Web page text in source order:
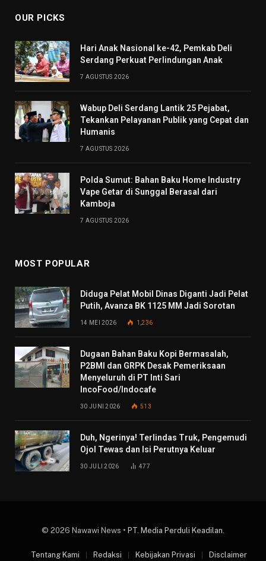
OUR PICKS
Hari Anak Nasional ke-42, Pemkab Deli
Serdang Perkuat Perlindungan Anak
7 AGUSTUS 2026
Wabup Deli Serdang Lantik 25 Pejabat,
Tekankan Pelayanan Publik yang Cepat dan
Humanis
7 AGUSTUS 2026
Polda Sumut: Bahan Baku Home Industry
Vape Getar di Sunggal Berasal dari
Kamboja
7 AGUSTUS 2026
MOST POPULAR
Diduga Pelat Mobil Dinas Diganti Jadi Pelat
Putih, Avanza BK 1125 MM Jadi Sorotan
14 MEI 2026 1,236
Dugaan Bahan Baku Kopi Bermasalah,
P2BMI dan GRPK Desak Pemeriksaan
Menyeluruh di PT Inti Sari
IncoFood/Indocafe
30 JUNI 2026 513
Duh, Ngerinya! Terlindas Truk, Pengemudi
Ojol Tewas dan Isi Perutnya Keluar
30 JULI 2026 477
© 2026 Nawawi News • PT. Media Perduli Keadilan.
Tentang Kami Redaksi Kebijakan Privasi Disclaimer